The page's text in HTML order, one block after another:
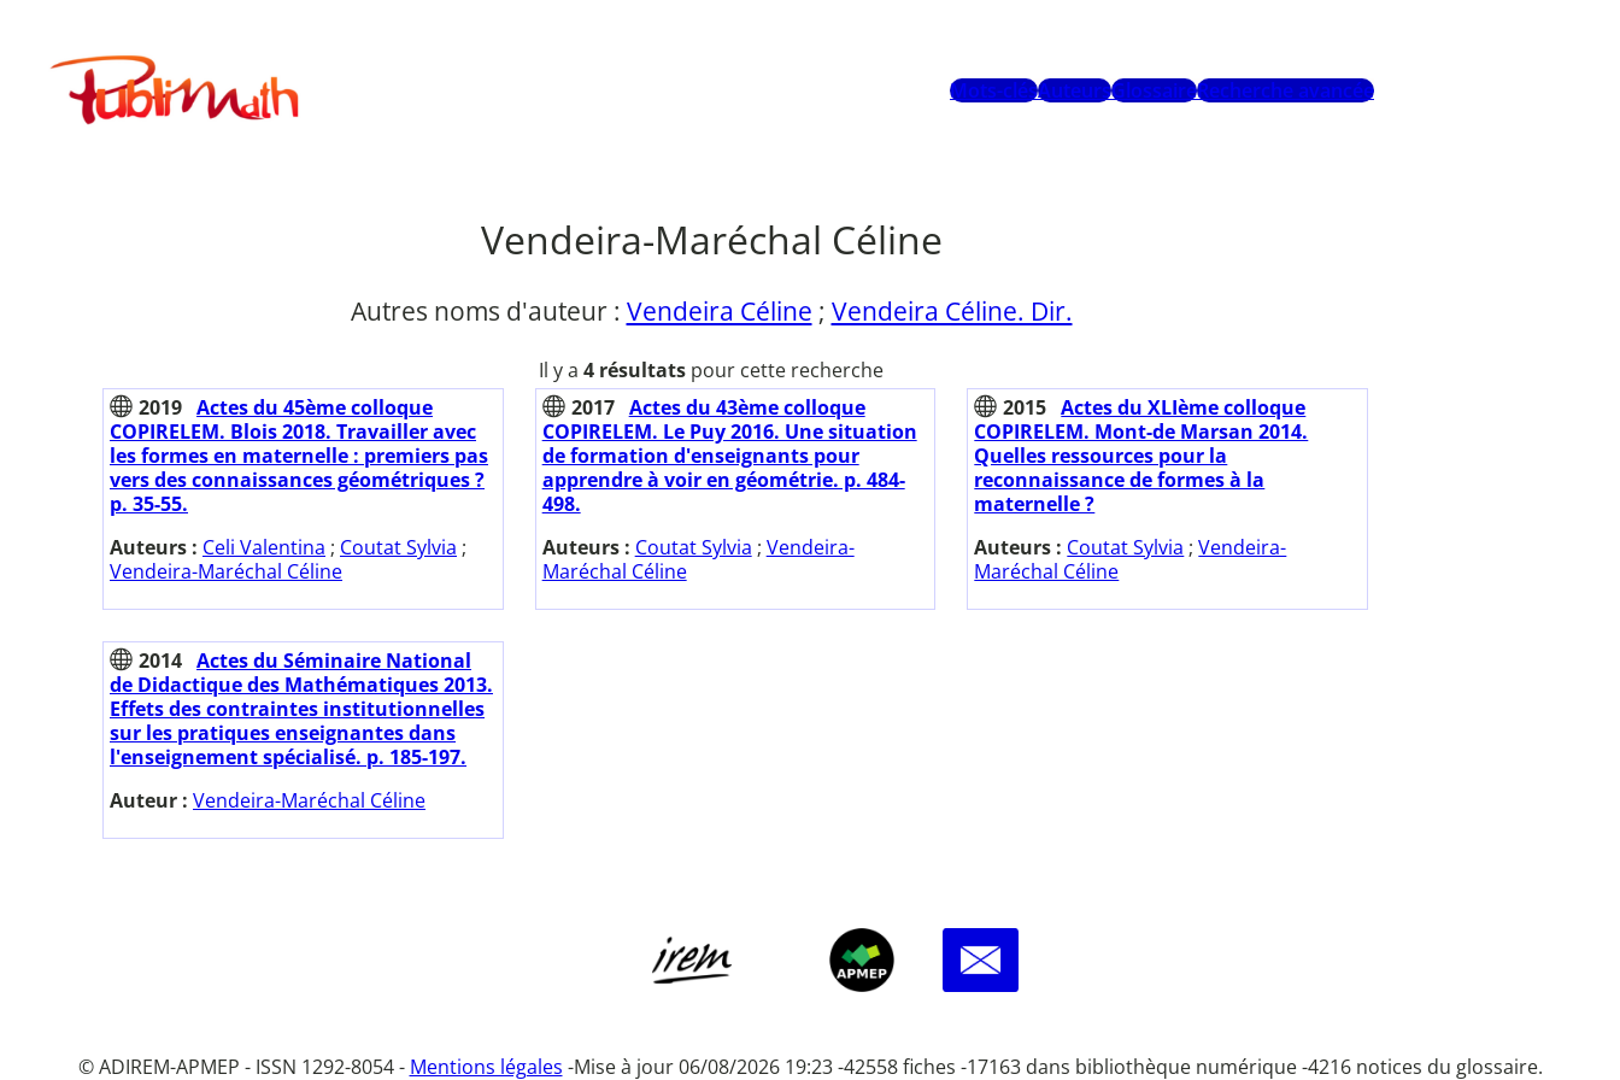
contenuPublimath
Mots-clésAuteursGlossaireRecherche avancée
Vendeira-Maréchal Céline
Autres noms d'auteur : Vendeira Céline ; Vendeira Céline. Dir.
Il y a 4 résultats pour cette recherche
2019 Actes du 45ème colloque
COPIRELEM. Blois 2018. Travailler avec
les formes en maternelle : premiers pas
vers des connaissances géométriques ?
p. 35-55.
Auteurs : Celi Valentina ; Coutat Sylvia ;
Vendeira-Maréchal Céline
2017 Actes du 43ème colloque
COPIRELEM. Le Puy 2016. Une situation
de formation d'enseignants pour
apprendre à voir en géométrie. p. 484-
498.
Auteurs : Coutat Sylvia ; Vendeira-
Maréchal Céline
2015 Actes du XLIème colloque
COPIRELEM. Mont-de Marsan 2014.
Quelles ressources pour la
reconnaissance de formes à la
maternelle ?
Auteurs : Coutat Sylvia ;Vendeira-
Maréchal Céline
2014 Actes du Séminaire National
de Didactique des Mathématiques 2013.
Effets des contraintes institutionnelles
sur les pratiques enseignantes dans
l'enseignement spécialisé. p. 185-197.
Auteur : Vendeira-Maréchal Céline
© ADIREM-APMEP - ISSN 1292-8054 - Mentions légales -Mise à jour 06/08/2026 19:23 -42558 fiches -17163 dans bibliothèque numérique -4216 notices du glossaire.